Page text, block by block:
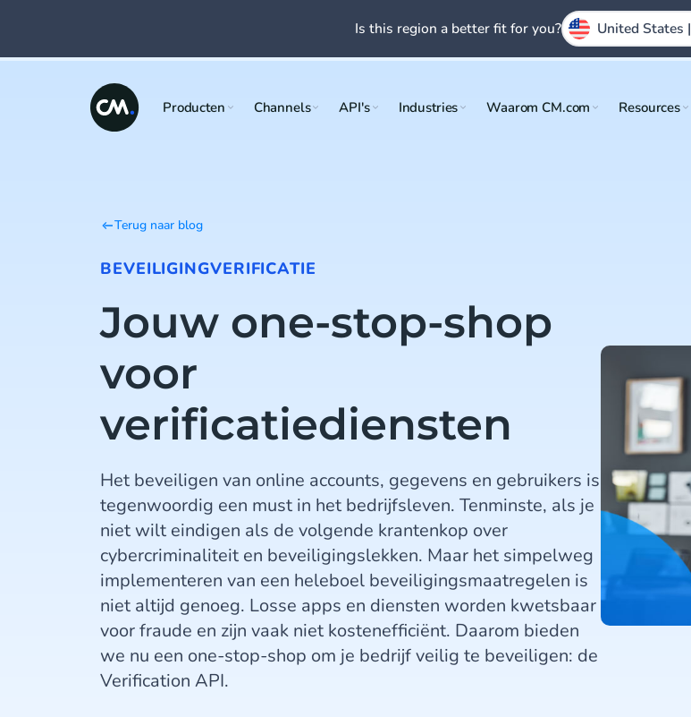
Producten Channels API's Industries Waarom CM.com Resources
Terug naar blog
BEVEILIGINGVERIFICATIE
Jouw one-stop-shop
voor
verificatiediensten
Het beveiligen van online accounts, gegevens en gebruikers is
tegenwoordig een must in het bedrijfsleven. Tenminste, als je
niet wilt eindigen als de volgende krantenkop over
cybercriminaliteit en beveiligingslekken. Maar het simpelweg
implementeren van een heleboel beveiligingsmaatregelen is
niet altijd genoeg. Losse apps en diensten worden kwetsbaar
voor fraude en zijn vaak niet kostenefficiënt. Daarom bieden
we nu een one-stop-shop om je bedrijf veilig te beveiligen: de
Verification API.
Is this region a better fit for you? United States |